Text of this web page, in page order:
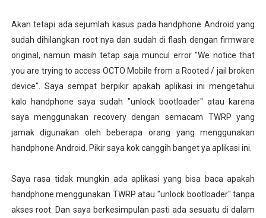
Akan tetapi ada sejumlah kasus pada handphone Android yang
sudah dihilangkan root nya dan sudah di flash dengan firmware
original, namun masih tetap saja muncul error "We notice that
you are trying to access OCTO Mobile from a Rooted / jail broken
device". Saya sempat berpikir apakah aplikasi ini mengetahui
kalo handphone saya sudah "unlock bootloader" atau karena
saya menggunakan recovery dengan semacam TWRP yang
jamak digunakan oleh beberapa orang yang menggunakan
handphone Android. Pikir saya kok canggih banget ya aplikasi ini.
Saya rasa tidak mungkin ada aplikasi yang bisa baca apakah
handphone menggunakan TWRP atau "unlock bootloader" tanpa
akses root. Dan saya berkesimpulan pasti ada sesuatu di dalam